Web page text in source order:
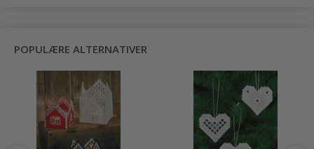
POPULÆRE ALTERNATIVER